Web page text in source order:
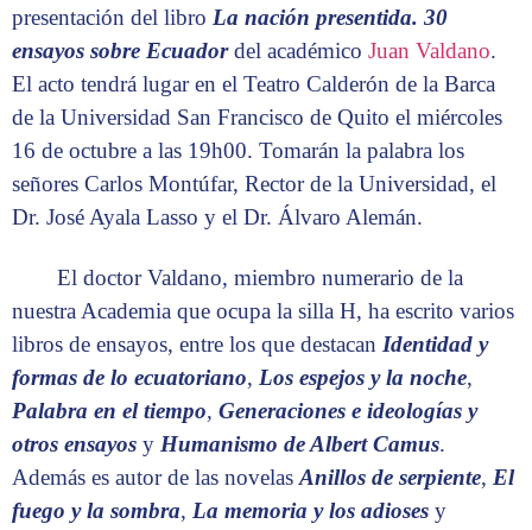
presentación del libro La nación presentida. 30
ensayos sobre Ecuadordel académico Juan Valdano.
El acto tendrá lugar en el Teatro Calderón de la Barca
de la Universidad San Francisco de Quito el miércoles
16 de octubre a las 19h00. Tomarán la palabra los
señores Carlos Montúfar, Rector de la Universidad, el
Dr. José Ayala Lasso y el Dr. Álvaro Alemán.
El doctor Valdano, miembro numerario de la
nuestra Academia que ocupa la silla H, ha escrito varios
libros de ensayos, entre los que destacan Identidad y
formas de lo ecuatoriano, Los espejos y la noche,
Palabra en el tiempo, Generaciones e ideologías y
otros ensayos y Humanismo de Albert Camus.
Además es autor de las novelas Anillos de serpiente, El
fuego y la sombra, La memoria y los adioses y